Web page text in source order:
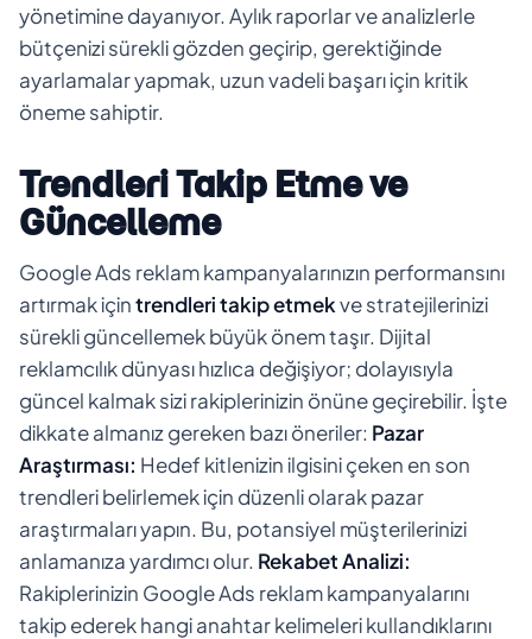
yönetimine dayanıyor. Aylık raporlar ve analizlerle
bütçenizi sürekli gözden geçirip, gerektiğinde
ayarlamalar yapmak, uzun vadeli başarı için kritik
öneme sahiptir.
Trendleri Takip Etme ve
Güncelleme
Google Ads reklam kampanyalarınızın performansını
artırmak içintrendleri takip etmekve stratejilerinizi
sürekli güncellemek büyük önem taşır. Dijital
reklamcılık dünyası hızlıca değişiyor; dolayısıyla
güncel kalmak sizi rakiplerinizin önüne geçirebilir. İşte
dikkate almanız gereken bazı öneriler: Pazar
Araştırması: Hedef kitlenizin ilgisini çeken en son
trendleri belirlemek için düzenli olarak pazar
araştırmaları yapın. Bu, potansiyel müşterilerinizi
anlamanıza yardımcı olur. Rekabet Analizi:
Rakiplerinizin Google Ads reklam kampanyalarını
takip ederek hangi anahtar kelimeleri kullandıklarını